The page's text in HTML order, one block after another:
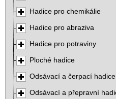
Hadice pro chemikálie
Hadice pro abraziva
Hadice pro potraviny
Ploché hadice
Odsávací a čerpací
Odsávací a přepravní